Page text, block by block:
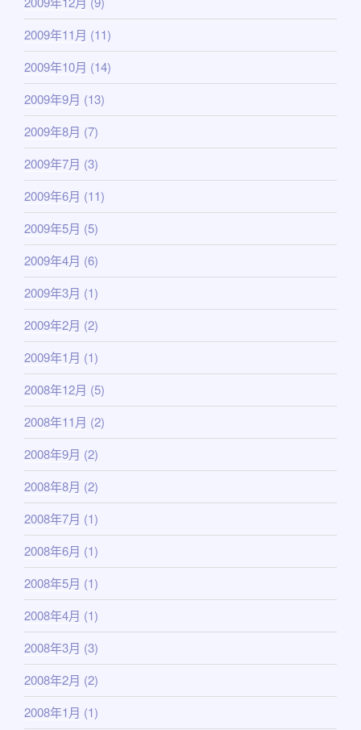
2009年11月 (11)
2009年10月 (14)
2009年9月 (13)
2009年8月 (7)
2009年7月 (3)
2009年6月 (11)
2009年5月 (5)
2009年4月 (6)
2009年3月 (1)
2009年2月 (2)
2009年1月 (1)
2008年12月 (5)
2008年11月 (2)
2008年9月 (2)
2008年8月 (2)
2008年7月 (1)
2008年6月 (1)
2008年5月 (1)
2008年4月 (1)
2008年3月 (3)
2008年2月 (2)
2008年1月 (1)